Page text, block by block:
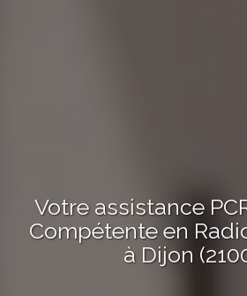
Votre assistance
Compétente en
à Dijon